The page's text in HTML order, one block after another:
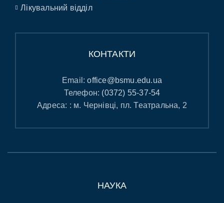
Лікувальний відділ
КОНТАКТИ
Email:office@bsmu.edu.ua
Телефон: (0372) 55-37-54
Адреса: : м. Чернівці, пл. Театральна, 2
НАУКА